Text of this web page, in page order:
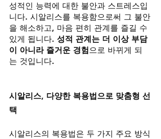
성적인 능력에 대한 불안과 스트레스입
니다. 시알리스를 복용함으로써 그 불안
을 해소하고, 마음 편히 관계를 즐길 수
있게 됩니다. 성적 관계는 더 이상 부담
이 아니라 즐거운 경험으로 바뀌게 되
는 것입니다.
시알리스, 다양한 복용법으로 맞춤형 선
택
시알리스의 복용법은 두 가지 주요 방식